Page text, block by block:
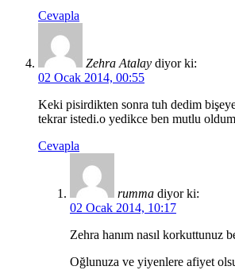
Cevapla
Zehra Atalay diyor ki:
02 Ocak 2014, 00:55
Keki pisirdikten sonra tuh dedim
tekrar istedi.o yedikce ben mutlu
Cevapla
rumma diyor ki:
02 Ocak 2014, 10:17
Zehra hanım nasıl korkuttunuz
Oğlunuza ve yiyenlere afiyet